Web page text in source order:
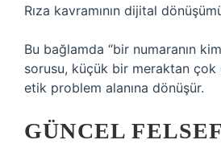
Rıza kavramının dijital
Bu bağlamda “bir numaranın
sorusu, küçük bir meraktan
etik problem alanına dönüşür.
GÜNCEL